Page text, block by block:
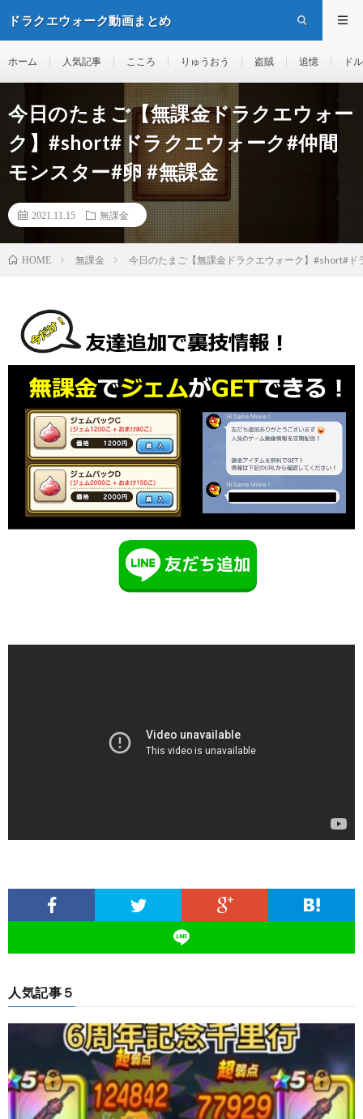
ドラクエウォーク動画まとめ
ホーム 人気記事 こころ りゅうおう 盗賊 追憶 ド
今日のたまご【無課金ドラクエウォー
ク】#short#ドラクエウォーク#仲間
モンスター#卵 #無課金
2021.11.15 無課金
HOME 無課金 今日のたまご【無課金ドラクエウォーク】#short#
人気記事５